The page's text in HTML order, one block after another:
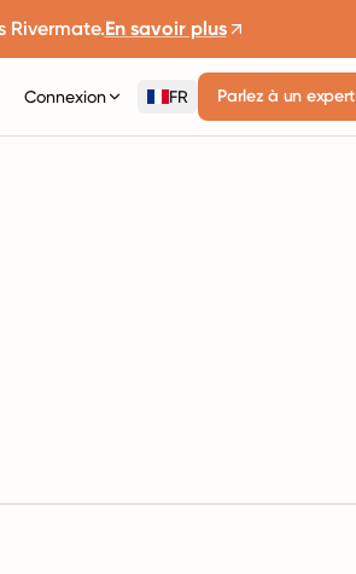
Rivermate.En savoir plus
Connexion FR Parlez à un expert